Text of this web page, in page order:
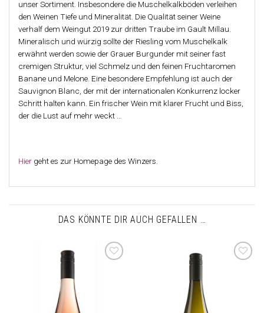
unser Sortiment. Insbesondere die Muschelkalkböden verleihen
den Weinen Tiefe und Mineralität. Die Qualität seiner Weine
verhalf dem Weingut 2019 zur dritten Traube im Gault Millau.
Mineralisch und würzig sollte der Riesling vom Muschelkalk
erwähnt werden sowie der Grauer Burgunder mit seiner fast
cremigen Struktur, viel Schmelz und den feinen Fruchtaromen
Banane und Melone. Eine besondere Empfehlung ist auch der
Sauvignon Blanc, der mit der internationalen Konkurrenz locker
Schritt halten kann. Ein frischer Wein mit klarer Frucht und Biss,
der die Lust auf mehr weckt …
Hier geht es zur Homepage des Winzers.
DAS KÖNNTE DIR AUCH GEFALLEN …